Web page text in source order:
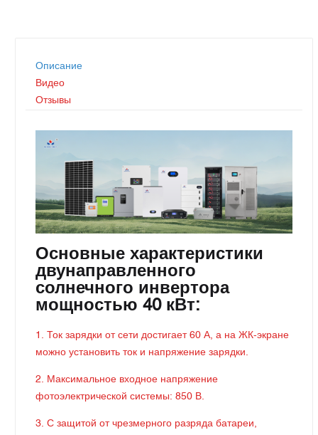
Описание
Видео
Отзывы
Основные характеристики
двунаправленного
солнечного инвертора
мощностью 40 кВт:
1. Ток зарядки от сети достигает 60 А, а на ЖК-экране
можно установить ток и напряжение зарядки.
2. Максимальное входное напряжение
фотоэлектрической системы: 850 В.
3. С защитой от чрезмерного разряда батареи,